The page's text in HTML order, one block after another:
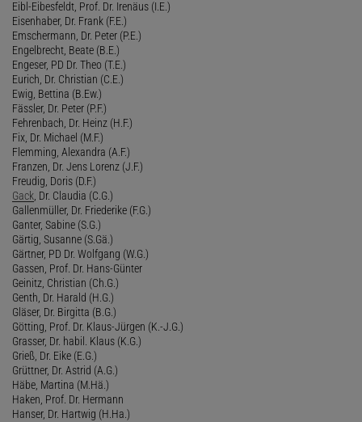
Eibl-Eibesfeldt, Prof. Dr. Irenäus (I.E.)
Eisenhaber, Dr. Frank (F.E.)
Emschermann, Dr. Peter (P.E.)
Engelbrecht, Beate (B.E.)
Engeser, PD Dr. Theo (T.E.)
Eurich, Dr. Christian (C.E.)
Ewig, Bettina (B.Ew.)
Fässler, Dr. Peter (P.F.)
Fehrenbach, Dr. Heinz (H.F.)
Fix, Dr. Michael (M.F.)
Flemming, Alexandra (A.F.)
Franzen, Dr. Jens Lorenz (J.F.)
Freudig, Doris (D.F.)
Gack , Dr. Claudia (C.G.)
Gallenmüller, Dr. Friederike (F.G.)
Ganter, Sabine (S.G.)
Gärtig, Susanne (S.Gä.)
Gärtner, PD Dr. Wolfgang (W.G.)
Gassen, Prof. Dr. Hans-Günter
Geinitz, Christian (Ch.G.)
Genth, Dr. Harald (H.G.)
Gläser, Dr. Birgitta (B.G.)
Götting, Prof. Dr. Klaus-Jürgen (K.-J.G.)
Grasser, Dr. habil. Klaus (K.G.)
Grieß, Dr. Eike (E.G.)
Grüttner, Dr. Astrid (A.G.)
Häbe, Martina (M.Hä.)
Haken, Prof. Dr. Hermann
Hanser, Dr. Hartwig (H.Ha.)